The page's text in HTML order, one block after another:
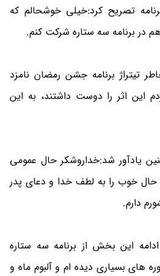
تصریح کرد:خیلی خوشحالم که
در برنامه سه ستاره شرکت کنم.
تیتراژ برنامه جشن رمضان نامزد
این اثر را دوست داشتند، به این
یادآور شد:خداروشکر حال عمومی
خوب را به لطف خدا و دعای پدر
دارم.
این بخش از برنامه سه ستاره
های بسیاری دیده ام و آلبوم ماه و